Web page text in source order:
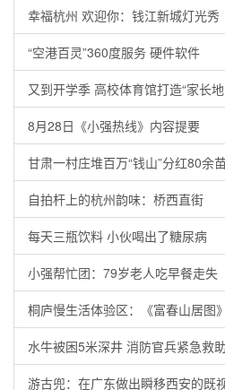
幸福杭州 欢迎你：钱江新城灯光秀
“空港百灵”360度服务 硬件软件
又到开学季 高校体育馆打造“家长地
8月28日《小强热线》内容提要
甘肃一村庄堆百万“钱山”分红80余
自拍杆上的杭州韵味：桥西直街
每天三瓶饮料 小伙喝出了糖尿病
小强帮忙团：79岁老人吃早餐走失
桐庐慢生活体验区：《富春山居图
水牛被困5米深井 消防官兵紧急救助
游古兜：在广东做出瞬移西安的既